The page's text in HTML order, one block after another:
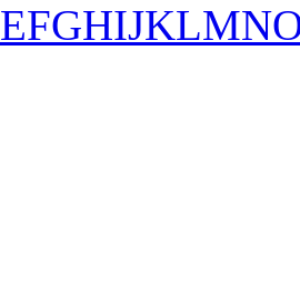
EFGHIJKLMN